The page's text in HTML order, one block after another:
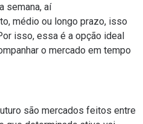
semana, aí
médio ou longo prazo, isso
isso, essa é a opção ideal
o mercado em tempo
são mercados feitos entre